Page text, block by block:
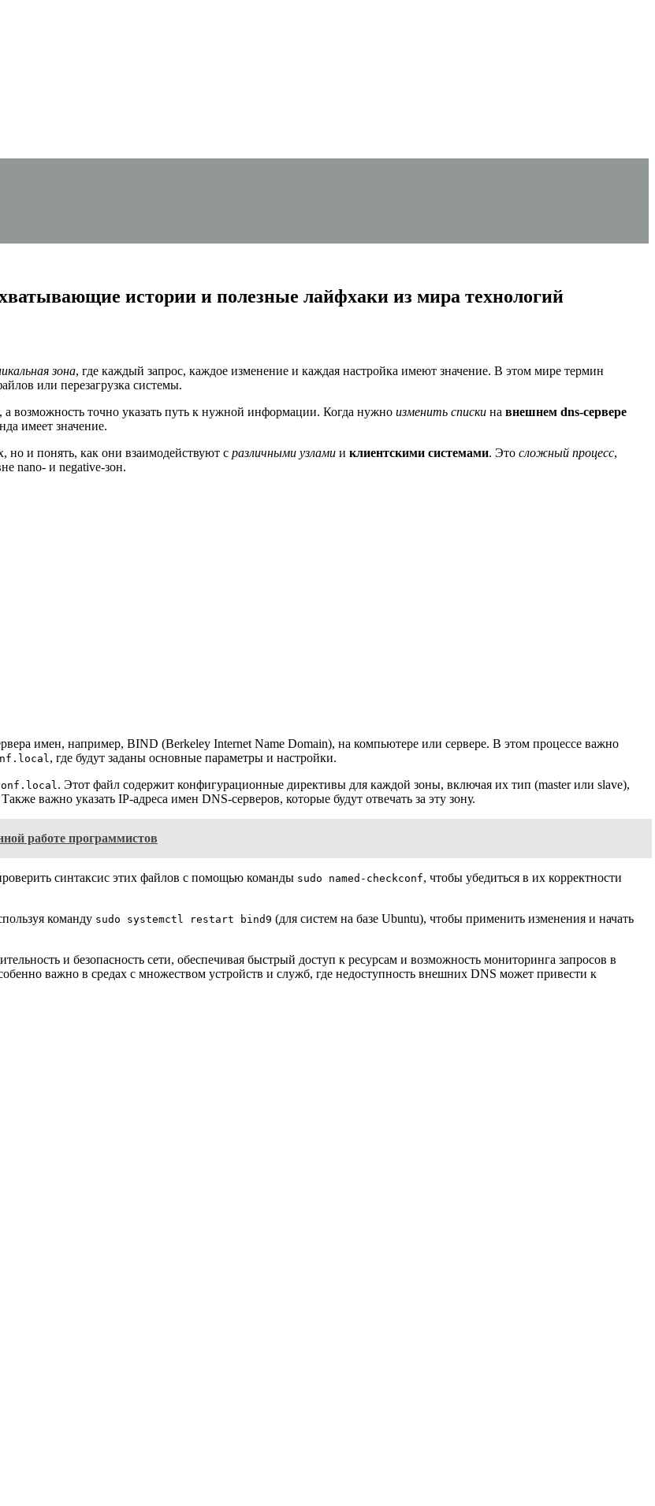
истории и полезные лайфхаки из мира технологий
зона, где каждый запрос, каждое изменение и каждая настройка имеют значение. В этом мире термин
или перезагрузка системы.
а возможность точно указать путь к нужной информации. Когда нужно изменить списки на внешнем dns-сервере
имеет значение.
но и понять, как они взаимодействуют с различными узлами и клиентскими системами. Это сложный процесс,
nano- и negative-зон.
имен, например, BIND (Berkeley Internet Name Domain), на компьютере или сервере. В этом процессе важно
, где будут заданы основные параметры и настройки.
. Этот файл содержит конфигурационные директивы для каждой зоны, включая их тип (master или slave),
важно указать IP-адреса имен DNS-серверов, которые будут отвечать за эту зону.
работе программистов
синтаксис этих файлов с помощью команды sudo named-checkconf, чтобы убедиться в их корректности
команду sudo systemctl restart bind9 (для систем на базе Ubuntu), чтобы применить изменения и начать
и безопасность сети, обеспечивая быстрый доступ к ресурсам и возможность мониторинга запросов в
важно в средах с множеством устройств и служб, где недоступность внешних DNS может привести к